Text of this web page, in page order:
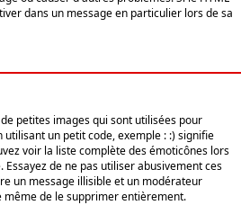
dans un message en particulier lors de sa
petites images qui sont utilisées pour
un petit code, exemple : :) signifie
voir la liste complète des émoticônes lors
de ne pas utiliser abusivement ces
un message illisible et un modérateur
même de le supprimer entièrement.